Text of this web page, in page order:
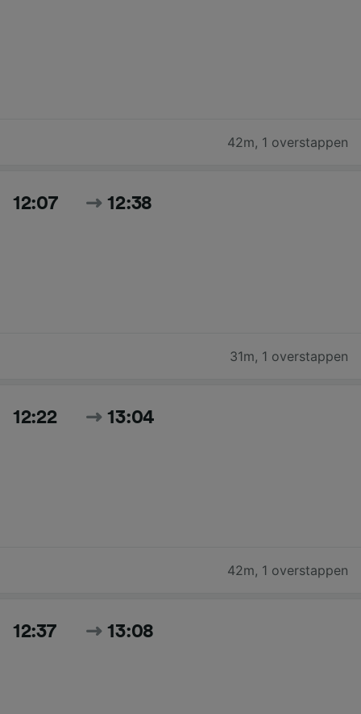
42m, 1 overstappen
12:07 12:38
31m, 1 overstappen
12:22 13:04
42m, 1 overstappen
12:37 13:08